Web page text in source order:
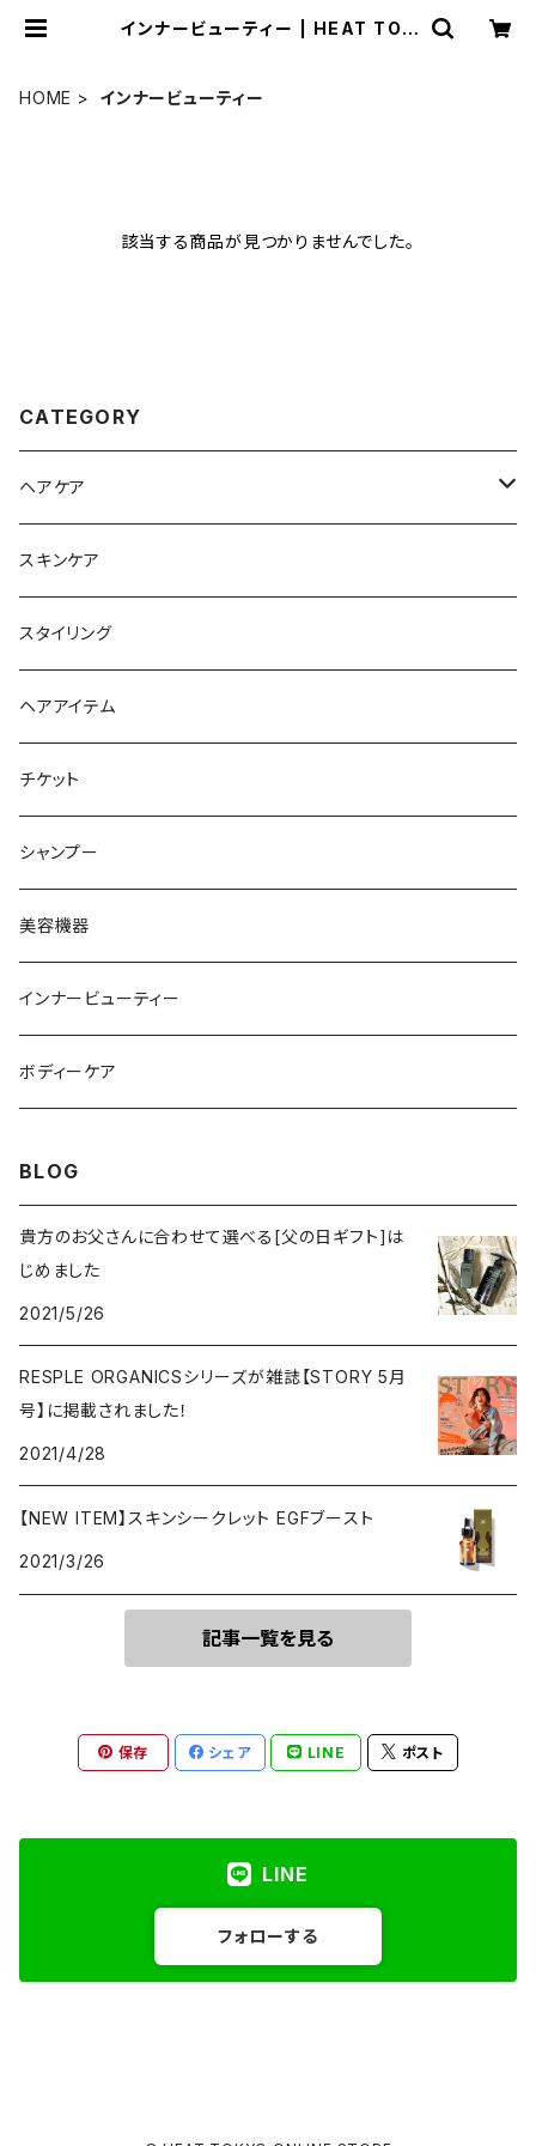
インナービューティー | HEAT TOK
HOME インナービューティー
該当する商品が見つかりませんでした。
CATEGORY
ヘアケア
シャンプー
トリートメント
ヘアオイル
スキンケア
スタイリング
ヘアアイテム
チケット
シャンプー
美容機器
インナービューティー
ボディーケア
BLOG
貴方のお父さんに合わせて選べる[父の日ギフト]は
じめました
2021/5/26
RESPLE ORGANICSシリーズが雑誌【STORY 5月
号】に掲載されました！
2021/4/28
【NEW ITEM】スキンシークレット EGFブースト
2021/3/26
記事一覧を見る
保存 シェア LINE ポスト
LINE
フォローする